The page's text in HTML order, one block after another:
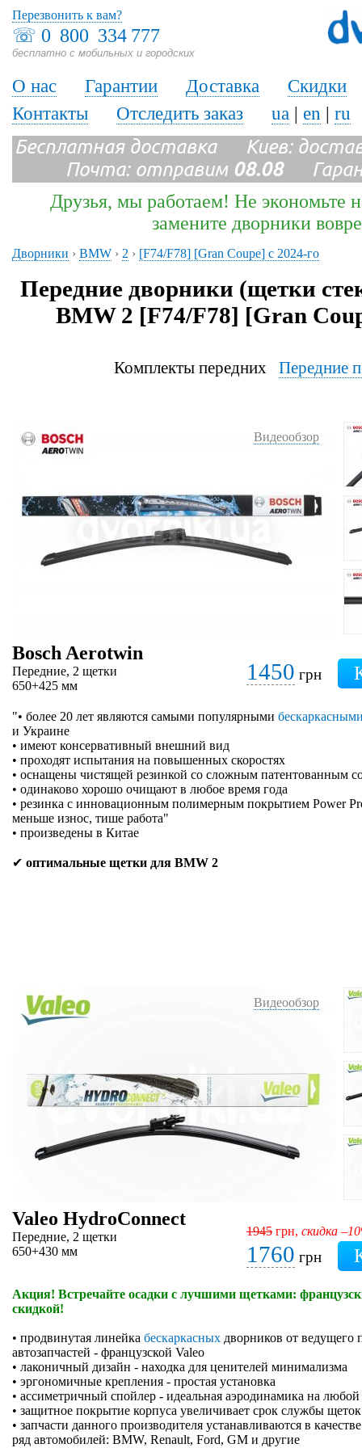
☏ 0 800 334 777
бесплатно с мобильных и городских
Перезвонить к вам?
О нас Гарантии Доставка
Скидки
Контакты
Отследить заказ ua | en | ru
Бесплатная доставка Киев:
Почта: отправим 08.08
Друзья, мы работаем! Не экономьте
замените дворники
Дворники › BMW › 2 › [F74/F78] [Gran Coupe] с 2024-го
Передние дворники (щетки
BMW 2 [F74/F78] [Gran
Комплекты передних Передние
Видеообзор
Bosch Aerotwin
Передние, 2 щетки
650+425 мм
1450 грн
"• более 20 лет являются самыми популярными
и Украине
• имеют консервативный внешний вид
• проходят испытания на повышенных скоростях
• оснащены чистящей резинкой со сложным патентованным
• одинаково хорошо очищают в любое время года
• резинка с инновационным полимерным покрытием Power
меньше износ, тише работа"
• произведены в Китае
✔ оптимальные щетки для BMW 2
Видеообзор
Valeo HydroConnect
Передние, 2 щетки
650+430 мм
1945 грн, скидка
1760 грн
Акция! Встречайте осадки с лучшими щетками:
скидкой!
• продвинутая линейка бескаркасных дворников от ведущего
автозапчастей - французской Valeo
• лаконичный дизайн - находка для ценителей минимализма
• эргономичные крепления - простая установка
• ассиметричный спойлер - идеальная аэродинамика на любой
• защитное покрытие корпуса увеличивает срок службы щеток
• запчасти данного производителя устанавливаются в
ряд автомобилей: BMW, Renault, Ford, GM и другие